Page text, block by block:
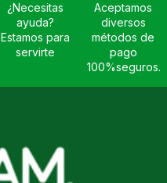
¿Necesitas
ayuda?
Estamos para
servirte
Aceptamos
diversos
métodos de
pago
100%seguros.